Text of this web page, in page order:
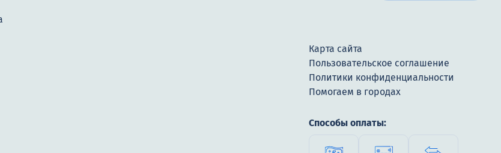
Карта сайта
Пользовательское соглашение
Политики конфиденциальности
Помогаем в городах
Способы оплаты: